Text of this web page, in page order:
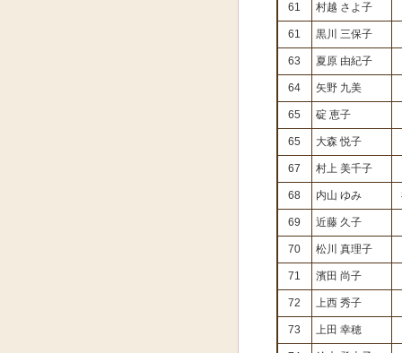
61 村越 さよ子
61 黒川 三保子
63 夏原 由紀子
64 矢野 九美
65 碇 恵子
65 大森 悦子
67 村上 美千子
68 内山 ゆみ
69 近藤 久子
70 松川 真理子
71 濱田 尚子
72 上西 秀子
73 上田 幸穂